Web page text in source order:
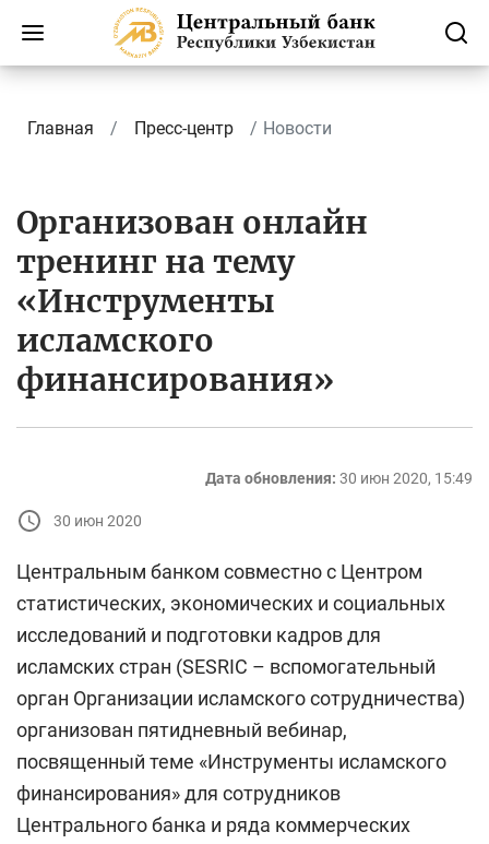
Главная Пресс-центр Новости
Организован онлайн
тренинг на тему
«Инструменты
исламского
финансирования»
Дата обновления: 30 июн 2020, 15:49
30 июн 2020
Центральным банком совместно с Центром
статистических, экономических и социальных
исследований и подготовки кадров для
исламских стран (SESRIC – вспомогательный
орган Организации исламского сотрудничества)
организован пятидневный вебинар,
посвященный теме «Инструменты исламского
финансирования» для сотрудников
Центрального банка и ряда коммерческих